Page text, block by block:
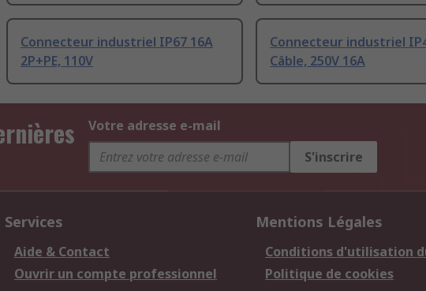
Connecteur industriel IP67 16A
2P+PE, 110V
Connecteur industriel
Câble, 250V 16A
Votre adresse e-mail
S'inscrire
Services
Aide & Contact
Ouvrir un compte professionnel
Mentions Légales
Conditions d'utilisation
Politique de cookies